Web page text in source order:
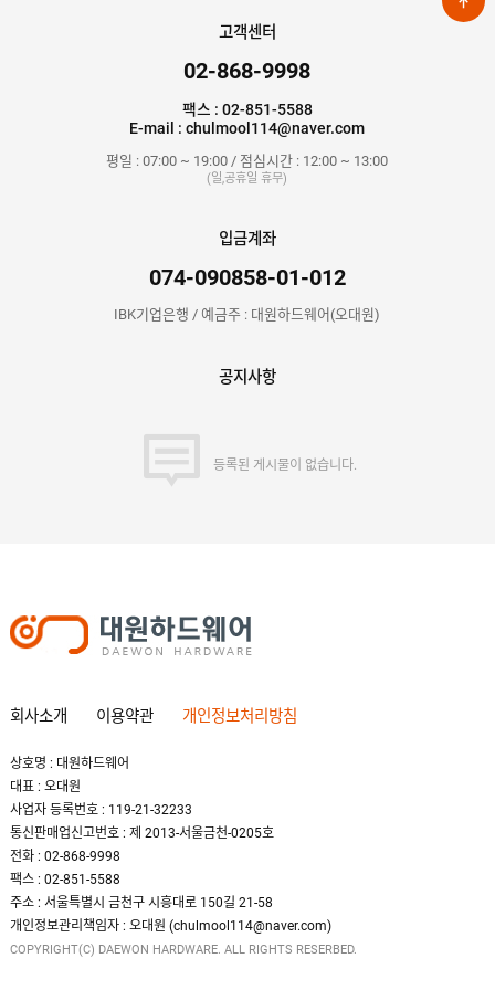
고객센터
02-868-9998
팩스 : 02-851-5588
E-mail : chulmool114@naver.com
평일 : 07:00 ~ 19:00 / 점심시간 : 12:00 ~ 13:00
(일,공휴일 휴무)
입금계좌
074-090858-01-012
IBK기업은행 / 예금주 : 대원하드웨어(오대원)
공지사항
등록된 게시물이 없습니다.
회사소개 이용약관 개인정보처리방침
상호명 : 대원하드웨어
대표 : 오대원
사업자 등록번호 : 119-21-32233
통신판매업신고번호 : 제 2013-서울금천-0205호
전화 : 02-868-9998
팩스 : 02-851-5588
주소 : 서울특별시 금천구 시흥대로 150길 21-58
개인정보관리책임자 : 오대원 (chulmool114@naver.com)
COPYRIGHT(C) DAEWON HARDWARE. ALL RIGHTS RESERBED.